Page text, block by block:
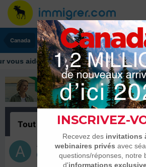
Canada
aider tout au long de votre transition
Tout
algeriana
8 juin 2022